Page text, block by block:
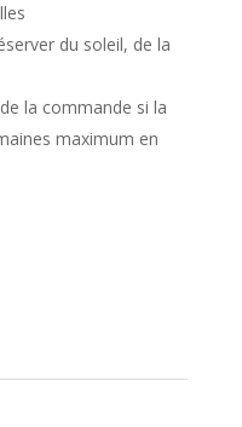
du soleil, de la
la commande si la
maximum en